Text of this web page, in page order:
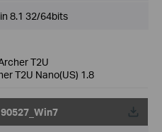
8.1 32/64bits
T2U
T2U Nano(US) 1.8